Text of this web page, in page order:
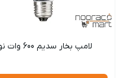
لامپ بخار سدیم 600 وات نور